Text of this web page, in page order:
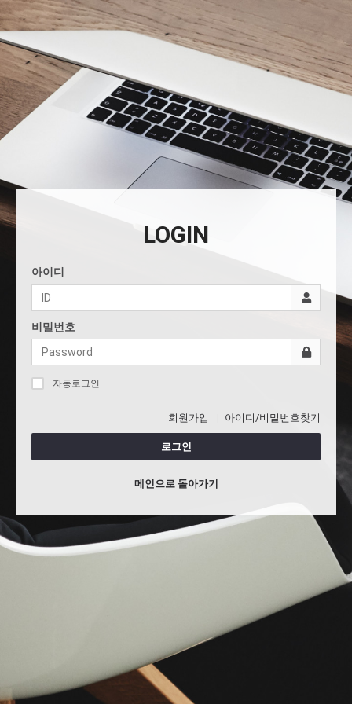
LOGIN
아이디
비밀번호
자동로그인
회원가입 아이디/비밀번호찾기
로그인
메인으로 돌아가기